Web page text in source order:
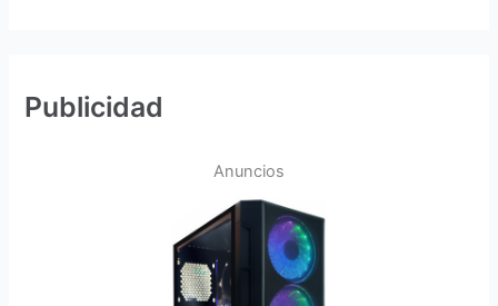
Publicidad
Anuncios